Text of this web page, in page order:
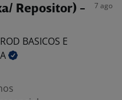
Repositor) -
7 ago
BASICOS E